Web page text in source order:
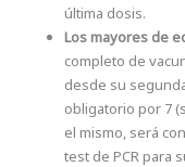
última dosis.
Los mayores de
completo de
desde su
obligatorio por 7
el mismo, será
test de PCR para